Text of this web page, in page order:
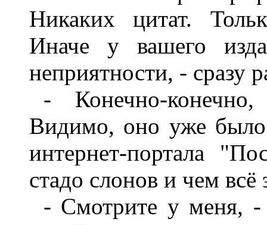
Никаких цитат.
Иначе у вашего
неприятности, - сразу
- Конечно-
Видимо, оно уже было
интернет-портала
стадо слонов и чем всё
- Смотрите у меня,